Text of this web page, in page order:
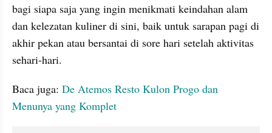
bagi siapa saja yang ingin menikmati keindahan alam
dan kelezatan kuliner di sini, baik untuk sarapan pagi di
akhir pekan atau bersantai di sore hari setelah aktivitas
sehari-hari.
Baca juga: De Atemos Resto Kulon Progo dan
Menunya yang Komplet